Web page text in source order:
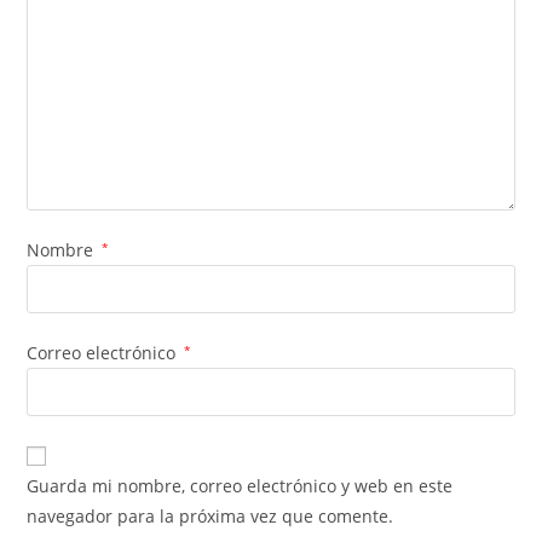
Nombre *
Correo electrónico *
Guarda mi nombre, correo electrónico y web en este
navegador para la próxima vez que comente.